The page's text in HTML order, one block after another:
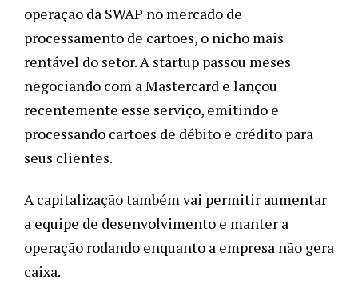
operação da SWAP no mercado de
processamento de cartões, o nicho mais
rentável do setor. A startup passou meses
negociando com a Mastercard e lançou
recentemente esse serviço, emitindo e
processando cartões de débito e crédito para
seus clientes.
A capitalização também vai permitir aumentar
a equipe de desenvolvimento e manter a
operação rodando enquanto a empresa não gera
caixa.